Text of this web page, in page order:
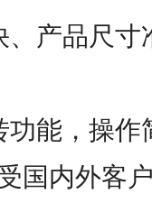
产品尺寸
能，操
国内外客